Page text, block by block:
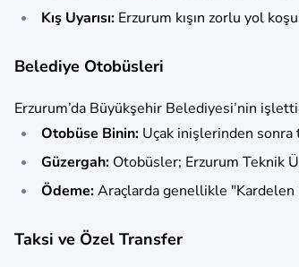
Kış Uyarısı: Erzurum kışın zorlu yol
Belediye Otobüsleri
Erzurum’da Büyükşehir Belediyesi’nin
Otobüse Binin: Uçak inişlerinden sonra
Güzergah: Otobüsler; Erzurum Teknik
Ödeme:Araçlarda genellikle "Kardelen
Taksi ve Özel Transfer